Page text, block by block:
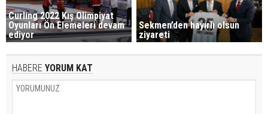
Curling 2022 Kış Olimpiyat
Oyunları Ön Elemeleri devam
ediyor
Sekmen’den hayırlı olsun
ziyareti
HABERE YORUM KAT